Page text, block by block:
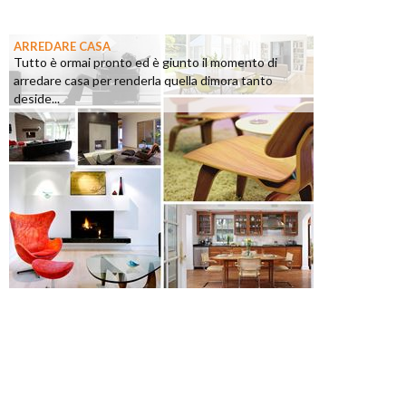
ARREDARE CASA
Tutto è ormai pronto ed è giunto il momento di
arredare casa per renderla quella dimora tanto
deside...